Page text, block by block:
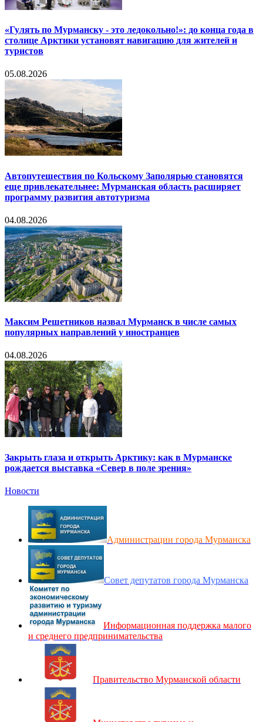
«Гулять по Мурманску - это ледокольно!»: до конца года в
столице Арктики установят навигацию для жителей и
туристов
05.08.2026
Автопутешествия по Кольскому Заполярью становятся
еще привлекательнее: Мурманская область расширяет
программу развития автотуризма
04.08.2026
Максим Решетников назвал Мурманск в числе самых
популярных направлений у иностранцев
04.08.2026
Закрыть глаза и открыть Арктику: как в Мурманске
рождается выставка «Север в поле зрения»
Новости
Администрации города Мурманска
Совет депутатов города Мурманска
Информационная поддержка малого
и среднего предпринимательства
Правительство Мурманской области